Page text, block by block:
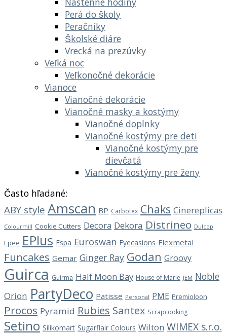
Perá do školy
Peračníky
Školské diáre
Vrecká na prezúvky
Veľká noc
Veľkonočné dekorácie
Vianoce
Vianočné dekorácie
Vianočné masky a kostýmy
Vianočné doplnky
Vianočné kostýmy pre deti
Vianočné kostýmy pre
dievčatá
Vianočné kostýmy pre ženy
Často hľadané:
ABY style Amscan BP Carbotex Chaks Cinereplicas
Colourmill Cookie Cutters Decora Dekora Distrineo Dulcop
Epee EPlus Espa Euroswan Eyecasions Flexmetal
Funcakes Gemar Ginger Ray Godan Groovy
Guirca Guirma Half Moon Bay House of Marie JEM Noble
Orion PartyDeco Patisse Personal PME Premioloon
Procos Pyramid Rubies Santex Scrapcooking
Setino Silikomart Sugarflair Colours Wilton WIMEX s.r.o.